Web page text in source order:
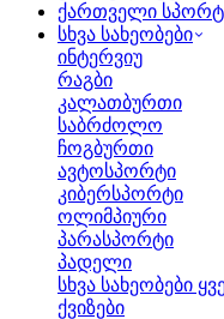
ქართველი
სხვა სახეობები
ინტერვიუ
რაგბი
კალათბურთი
საბრძოლო
ჩოგბურთი
ავტოსპორტი
კიბერსპორტი
ოლიმპიური
პარასპორტი
პადელი
სხვა სახეობები
ქვიზები